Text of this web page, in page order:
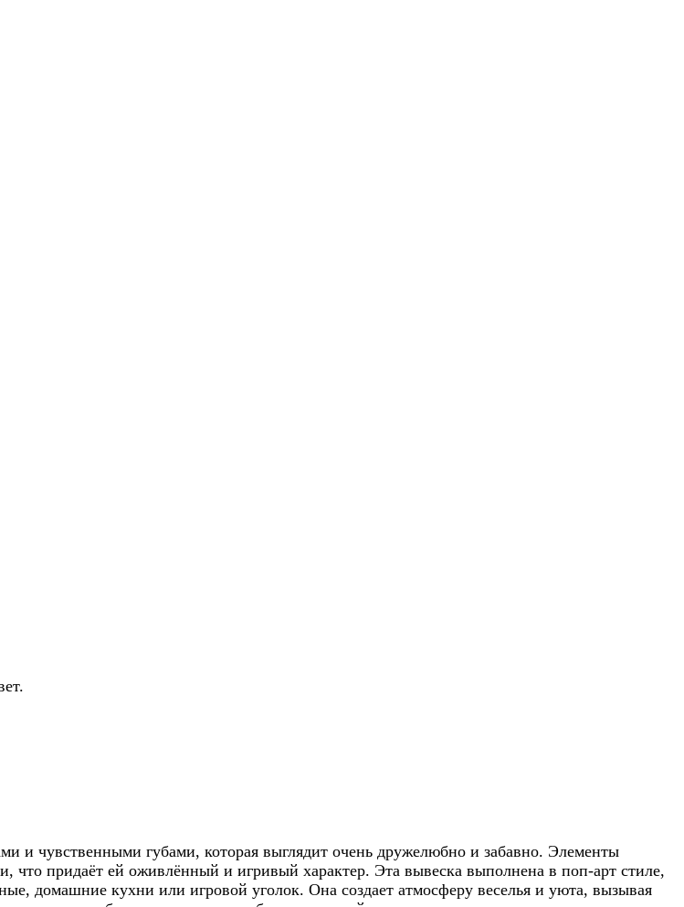
и чувственными губами, которая выглядит очень дружелюбно и забавно. Элементы
придаёт ей оживлённый и игривый характер. Эта вывеска выполнена в поп-арт стиле,
домашние кухни или игровой уголок. Она создает атмосферу веселья и уюта, вызывая